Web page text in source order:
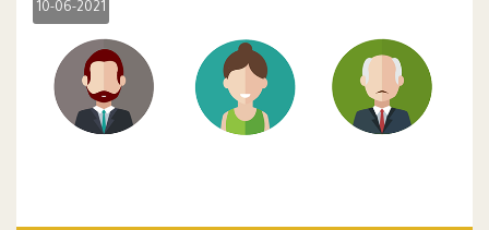
10-06-2021